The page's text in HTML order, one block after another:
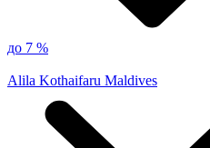
до 7 %
Alila Kothaifaru Maldives